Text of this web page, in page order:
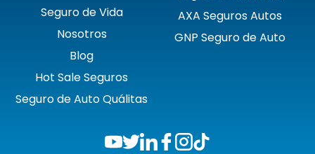
Seguro de Vida
Nosotros
Blog
Hot Sale Seguros
Seguro de Auto Quálitas
AXA Seguros Autos
GNP Seguro de Auto